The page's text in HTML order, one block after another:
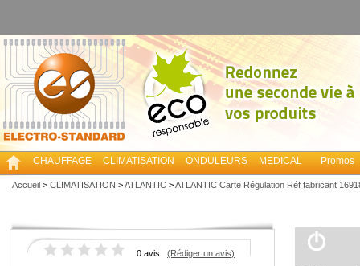
CHAUFFAGE CLIMATISATION ONDULEURS MEDICAL Promos
Accueil > CLIMATISATION >ATLANTIC >ATLANTIC Carte Régulation Réf fabricant
0 avis (Rédiger un avis)